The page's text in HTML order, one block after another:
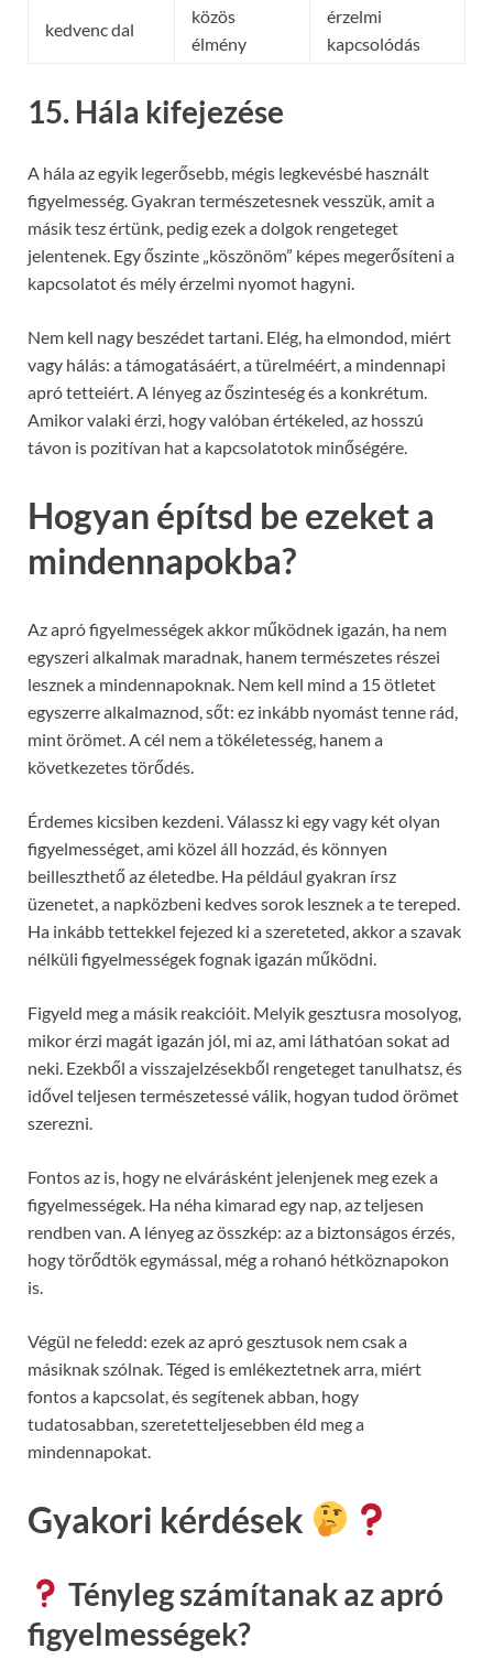
kedvenc dal
közös
élmény
érzelmi
kapcsolódás
15. Hála kifejezése
A hála az egyik legerősebb, mégis legkevésbé használt
figyelmesség. Gyakran természetesnek vesszük, amit a
másik tesz értünk, pedig ezek a dolgok rengeteget
jelentenek. Egy őszinte „köszönöm” képes megerősíteni a
kapcsolatot és mély érzelmi nyomot hagyni.
Nem kell nagy beszédet tartani. Elég, ha elmondod, miért
vagy hálás: a támogatásáért, a türelméért, a mindennapi
apró tetteiért. A lényeg az őszinteség és a konkrétum.
Amikor valaki érzi, hogy valóban értékeled, az hosszú
távon is pozitívan hat a kapcsolatotok minőségére.
Hogyan építsd be ezeket a
mindennapokba?
Az apró figyelmességek akkor működnek igazán, ha nem
egyszeri alkalmak maradnak, hanem természetes részei
lesznek a mindennapoknak. Nem kell mind a 15 ötletet
egyszerre alkalmaznod, sőt: ez inkább nyomást tenne rád,
mint örömet. A cél nem a tökéletesség, hanem a
következetes törődés.
Érdemes kicsiben kezdeni. Válassz ki egy vagy két olyan
figyelmességet, ami közel áll hozzád, és könnyen
beilleszthető az életedbe. Ha például gyakran írsz
üzenetet, a napközbeni kedves sorok lesznek a te tereped.
Ha inkább tettekkel fejezed ki a szereteted, akkor a szavak
nélküli figyelmességek fognak igazán működni.
Figyeld meg a másik reakcióit. Melyik gesztusra mosolyog,
mikor érzi magát igazán jól, mi az, ami láthatóan sokat ad
neki. Ezekből a visszajelzésekből rengeteget tanulhatsz, és
idővel teljesen természetessé válik, hogyan tudod örömet
szerezni.
Fontos az is, hogy ne elvárásként jelenjenek meg ezek a
figyelmességek. Ha néha kimarad egy nap, az teljesen
rendben van. A lényeg az összkép: az a biztonságos érzés,
hogy törődtök egymással, még a rohanó hétköznapokon
is.
Végül ne feledd: ezek az apró gesztusok nem csak a
másiknak szólnak. Téged is emlékeztetnek arra, miért
fontos a kapcsolat, és segítenek abban, hogy
tudatosabban, szeretetteljesebben éld meg a
mindennapokat.
Gyakori kérdések
Tényleg számítanak az apró
figyelmességek?